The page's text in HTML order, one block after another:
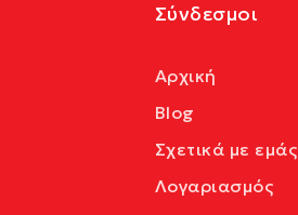
Σύνδεσμοι
Αρχική
Blog
Σχετικά με εμάς
Λογαριασμός